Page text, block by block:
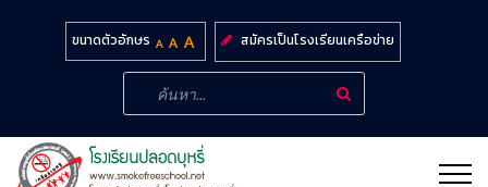
ขนาดตัวอักษร สมัครเป็นโรงเรียนเครือข่าย